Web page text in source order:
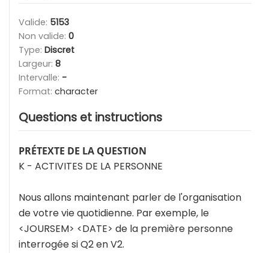
Valide: 5153
Non valide: 0
Type: Discret
Largeur: 8
Intervalle: -
Format: character
Questions et instructions
PRÉTEXTE DE LA QUESTION
K - ACTIVITES DE LA PERSONNE
Nous allons maintenant parler de l'organisation
de votre vie quotidienne. Par exemple, le
<JOURSEM> <DATE> de la première personne
interrogée si Q2 en V2.